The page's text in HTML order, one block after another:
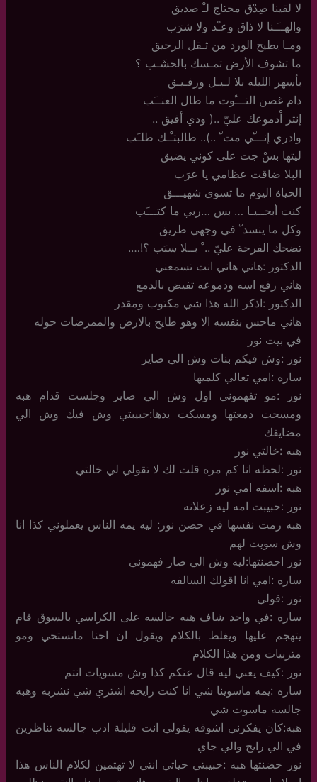
لا لقينا صِدْق محتاج لـْ صديق
والهــَـنا لا ذاق وعـْد ولا شرَب
ومـا يطيح الورد من ثـقل الرحيق
ما تشوف الأرض تمـسك بالخشَـب ؟
بأسهر الليله بلا لـيـل ورفـيـق
دام غصن التـــّوت ما طال العنــَب
إنثر اْدموعك عليّ ..( ودي أفيق ..
وادري إنـــّي مت ّ ..).. طالبتـْـك طلـَب
ليتها بسْ جت على كوني يضيق
البلا ضاقت عظامي يا عرَب
الحياة اليوم ما تسوى شهيـــق
كنت أبحــيـا … بس …ربي ما كتـــَب
وكل ما ينسد ّ في وجهي طريق
تضحك الفرحة عليّ .. ْ بــلا سبَب ؟!….
الدكتور :هاني هاني انت تسمعني
هاني رفع اسه ودموعه تفيض بالدمع
الدكتور :اذكر الله هذا شي مكتوب ومقدر
هاني ماحس بنفسه الا وهو طايح بالارض والممرضات حوله
في بيت نور
نور :وش فيكم بنات وش الي صاير
ساره :امي تعالي كلميها
نور :مو تفهموني اول وش الي صاير وجلست قدام هبه
ومسحت دمعتها ومسكت يدها:حبيبتي وش فيك وش الي
مضايقك
هبه :خالتي نور
نور :لحظه انا كم مره قلت لك لا تقولي لي خالتي
هبه :اسفه امي نور
نور :حبيبت امه ليه زعلانه
هبه رمت نفسها في حضن نور: ليه يمه الناس يعملوني كذا انا
وش سويت لهم
نور احضنتها:ليه وش الي صار فهموني
ساره :امي انا اقولك السالفه
نور :قولي
ساره :في واحد شاف هبه جالسه على الكراسي بالسوق قام
يتهجم عليها ويغلط بالكلام ويقول ان احنا مانستحي ومو
متربيات ومن هذا الكلام
نور :كيف يعني ليه قال عنكم كذا وش مسويات انتم
ساره :يمه ماسوينا شي انا كنت رايحه اشتري شي نشربه وهبه
جالسه ماسوت شي
هبه:كان يفكرني اشوفه يقولي انت قليلة ادب جالسه تناظرين
في الي رايح والي جاي
نور حضنتها هبه :حبيبتي حياتي انتي لا تهتمين لكلام الناس هذا